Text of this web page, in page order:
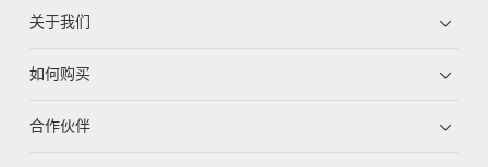
关于我们
如何购买
合作伙伴